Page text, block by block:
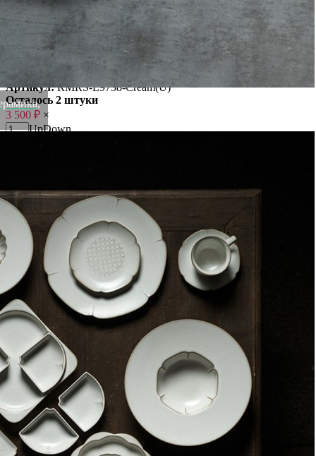
Размеры
16.5/16.5/2.4
Бренд
ROOMERS TABLEWARE
Рассказать друзьям!
Купить Тарелка L9738-Cream, 16,5 см, каменная керамика,
ROOMERS TABLEWARE
Артикул:RMRS-L9738-Cream(U)
Осталось 2 штуки
3 500 ₽ ×
UpDown
Прочее
Служба доставки СДЭК
Рассчитываем стоимость доставки...
Самовывоз
ПВЗ СДЭК
Рассчитываем стоимость доставки...
Преимущества для клиентов
Закзать в интернет-магазине
Вступайте в ряды довольных клиентов! Создавайте
Вашу территорию уюта!
Доставка
Мы доставим ваш заказ курьером по Москве и Санкт-
Петербургу или службой доставки по всей России.
Оплата
Оплатите заказ банковской картой, электронными
деньгами или наличными в ближайшем платежном
терминале или наличными.
Как заказать
Позвоните менеджеру по телефону или оформите заказ
через корзину